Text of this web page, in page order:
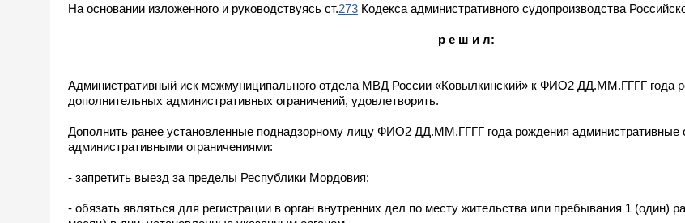
На основании изложенного и руководствуясь ст.273 Кодекса административного судопроизводства
р е ш и л:
Административный иск межмуниципального отдела МВД России «Ковылкинский» к ФИО2 ДД.ММ.ГГГГ года
дополнительных административных ограничений, удовлетворить.
Дополнить ранее установленные поднадзорному лицу ФИО2 ДД.ММ.ГГГГ года рождения административные
административными ограничениями:
- запретить выезд за пределы Республики Мордовия;
- обязать являться для регистрации в орган внутренних дел по месту жительства или пребывания 1 (один)